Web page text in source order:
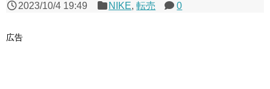
2023/10/4 19:49 NIKE,転売 0
広告